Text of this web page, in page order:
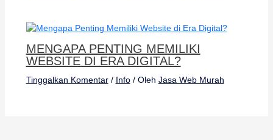
MENGAPA PENTING MEMILIKI
WEBSITE DI ERA DIGITAL?
Tinggalkan Komentar / Info/ Oleh Jasa Web Murah